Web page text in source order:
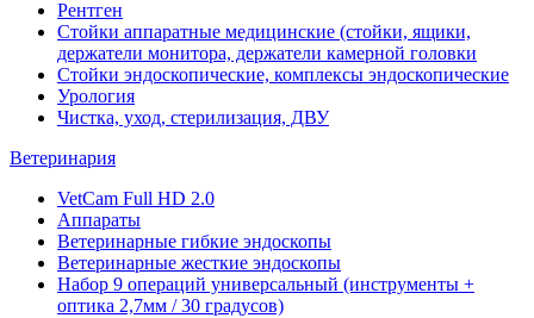
Рентген
Стойки аппаратные медицинские (стойки, ящики,
держатели монитора, держатели камерной головки
Стойки эндоскопические, комплексы эндоскопические
Урология
Чистка, уход, стерилизация, ДВУ
Ветеринария
VetCam Full HD 2.0
Аппараты
Ветеринарные гибкие эндоскопы
Ветеринарные жесткие эндоскопы
Набор 9 операций универсальный (инструменты +
оптика 2,7мм / 30 градусов)